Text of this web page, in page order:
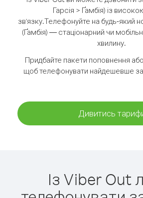
Гарсія > Ґамбія) із
зв'язку.Телефонуйте на будь-який
(Ґамбія) — стаціонарний чи
хвилину.
Придбайте пакети поповнення
щоб телефонувати найдешевше за
Дивитись
Із Viber Out